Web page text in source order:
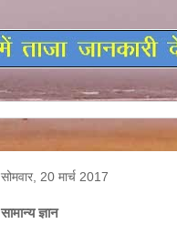
सोमवार, 20 मार्च 2017
सामान्य ज्ञान